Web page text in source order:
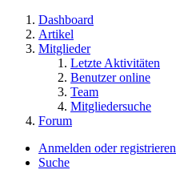
Dashboard
Artikel
Mitglieder
Letzte Aktivitäten
Benutzer online
Team
Mitgliedersuche
Forum
Anmelden oder registrieren
Suche